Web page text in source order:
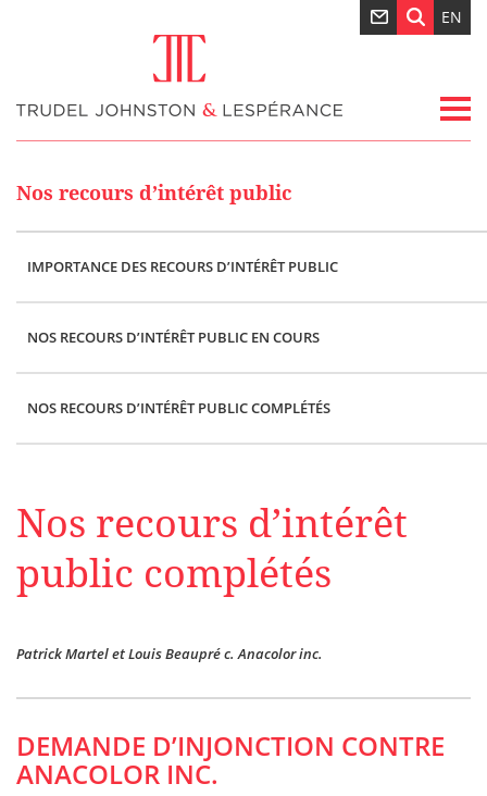
EN
Nos recours d’intérêt public
IMPORTANCE DES RECOURS D’INTÉRÊT PUBLIC
NOS RECOURS D’INTÉRÊT PUBLIC EN COURS
NOS RECOURS D’INTÉRÊT PUBLIC COMPLÉTÉS
Nos recours d’intérêt
public complétés
Patrick Martel et Louis Beaupré c. Anacolor inc.
DEMANDE D’INJONCTION CONTRE
ANACOLOR INC.